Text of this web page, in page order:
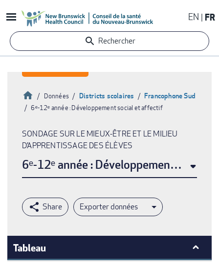
au
contenu
principal
EN FR
Rechercher
Fil
d'Ariane
Accueil
Données Districts scolaires Francophone Sud
6ᵉ-12ᵉ année : Développement social et affectif
SONDAGE SUR LE MIEUX-ÊTRE ET LE MILIEU
D’APPRENTISSAGE DES ÉLÈVES
6ᵉ-12ᵉ année : Développement social
Exporter données
Tableau